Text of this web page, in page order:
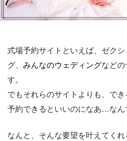
式場予約サイトといえば、ゼク
グ、 みんなのウェディングなどの
す。
でもそれらのサイトよりも、で
予約できるといいのになあ…なん
なんと、そんな要望を叶えてく